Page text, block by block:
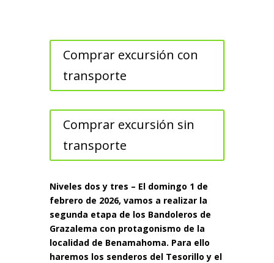
Comprar excursión con
transporte
Comprar excursión sin
transporte
Niveles dos y tres – El domingo 1 de
febrero de 2026, vamos a realizar la
segunda etapa de los Bandoleros de
Grazalema con protagonismo de la
localidad de Benamahoma. Para ello
haremos los senderos del Tesorillo y el